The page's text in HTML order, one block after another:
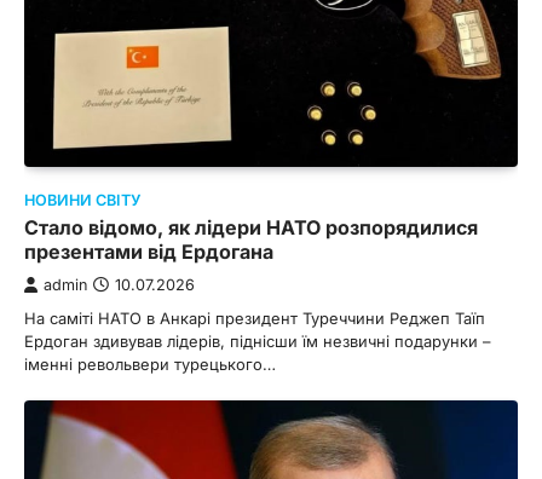
НОВИНИ СВІТУ
Стало відомо, як лідери НАТО розпорядилися
презентами від Ердогана
admin 10.07.2026
На саміті НАТО в Анкарі президент Туреччини Реджеп Таїп
Ердоган здивував лідерів, піднісши їм незвичні подарунки –
іменні револьвери турецького…